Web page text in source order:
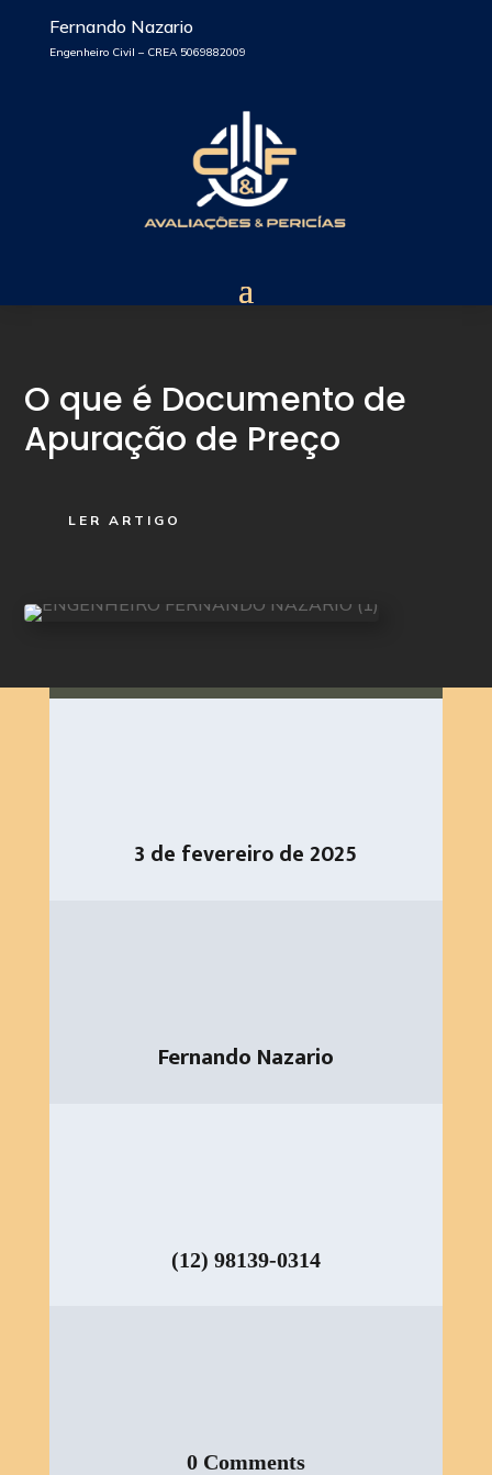
Fernando Nazario
Engenheiro Civil – CREA 5069882009
O que é Documento de
Apuração de Preço
LER ARTIGO
3 de fevereiro de 2025
Fernando Nazario
(12) 98139-0314
0 Comments